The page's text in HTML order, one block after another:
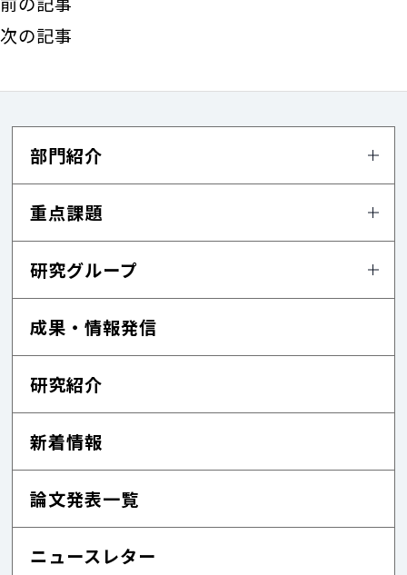
次の記事
部門紹介
重点課題
研究グループ
成果・情報発信
研究紹介
新着情報
論文発表一覧
ニュースレター